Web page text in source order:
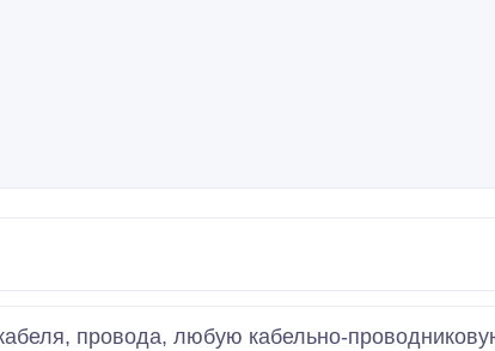
провода, любую кабельно-